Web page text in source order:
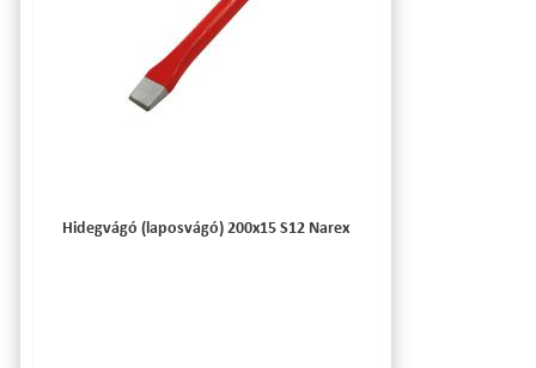
Hidegvágó (laposvágó) 200x15 S12 Narex